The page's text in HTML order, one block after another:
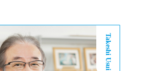
Takeshi Usui